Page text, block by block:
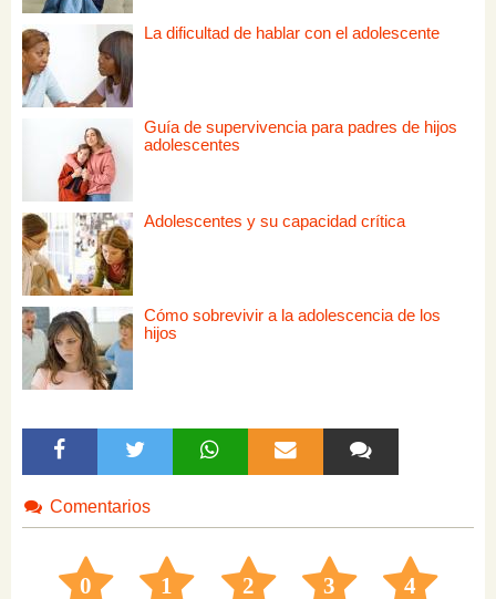
La dificultad de hablar con el adolescente
Guía de supervivencia para padres de hijos
adolescentes
Adolescentes y su capacidad crítica
Cómo sobrevivir a la adolescencia de los
hijos
Comentarios
0 1 2 3 4